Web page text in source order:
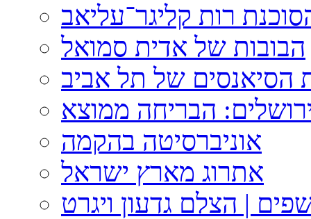
רות קליגר־עליאב
הבובות של אדית סמואל
של תל אביב
הבריחה ממוצא
אוניברסיטה בהקמה
אתרוג מארץ ישראל
| הצלם גדעון ויגרט